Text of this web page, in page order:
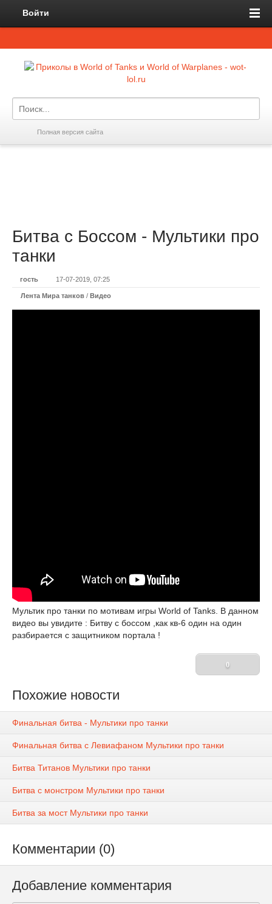
Войти
Полная версия сайта
Битва с Боссом - Мультики про
танки
гость 17-07-2019, 07:25
Лента Мира танков / Видео
Мультик про танки по мотивам игры World of Tanks. В данном
видео вы увидите : Битву с боссом ,как кв-6 один на один
разбирается с защитником портала !
0
Похожие новости
Финальная битва - Мультики про танки
Финальная битва с Левиафаном Мультики про танки
Битва Титанов Мультики про танки
Битва с монстром Мультики про танки
Битва за мост Мультики про танки
Комментарии (0)
Добавление комментария